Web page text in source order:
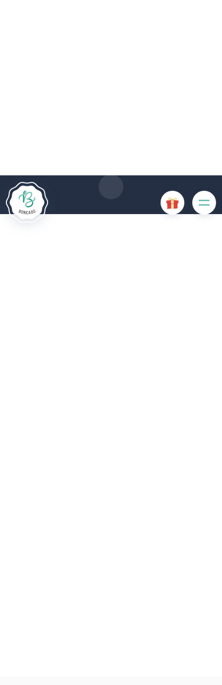
fonctionnalités du site. D'autres cookies sont utilisés à des
fins d'analyse ou de marketing.
Accepter les cookies
Gérer les cookies